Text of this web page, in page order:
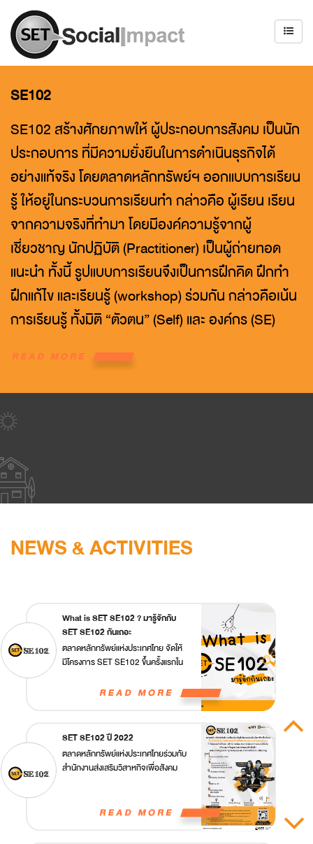
SE102
SE102 สร้างศักยภาพให้ ผู้ประกอบการสังคม เป็นนัก
ประกอบการ ที่มีความยั่งยืนในการดำเนินธุรกิจได้
อย่างแท้จริง โดยตลาดหลักทรัพย์ฯ ออกแบบการเรียน
รู้ ให้อยู่ในกระบวนการเรียนทำ กล่าวคือ ผู้เรียน เรียน
จากความจริงที่ทำมา โดยมีองค์ความรู้จากผู้
เชี่ยวชาญ นักปฏิบัติ (Practitioner) เป็นผู้ถ่ายทอด
แนะนำ ทั้งนี้ รูปแบบการเรียนจึงเป็นการฝึกคิด ฝึกทำ
ฝึกแก้ไข และเรียนรู้ (workshop) ร่วมกัน กล่าวคือเน้น
การเรียนรู้ ทั้งมิติ “ตัวตน” (Self) และ องค์กร (SE)
NEWS & ACTIVITIES
What is SET SE102 ? มารู้จักกับ
SET SE102 กันเถอะ
ตลาดหลักทรัพย์แห่งประเทศไทย จัดให้
มีโครงการ SET SE102 ขึ้นครั้งแรกใน
สังคม เพื่อสร้างศักยภาพทางธุรกิจให้
เป็นนักประกอบการที่แข็งแกร่ง ออกแบบ
ทำ (Activation) โดยเน้นที่กระบวนการ
(Journey) ขั้นตอน (Process) ที่ช่วย
ลำดับเหตุและผลในการเป็นผู้ประกอบ
การทางสังคมที่สามารถสร้างความ
SET SE102 ปี 2022
ตลาดหลักทรัพย์แห่งประเทศไทยร่วมกับ
สำนักงานส่งเสริมวิสาหกิจเพื่อสังคม
ชัดเจน เป้าหมายเพื่อบรรลุการพัฒนา